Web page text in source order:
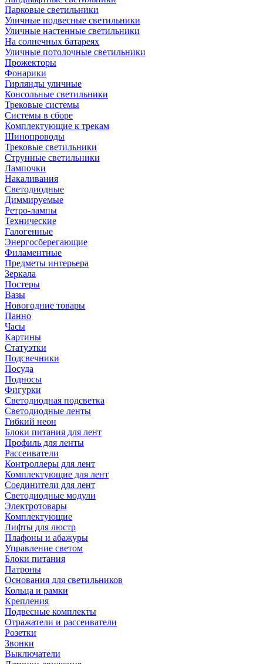
Парковые светильники
Уличные подвесные светильники
Уличные настенные светильники
На солнечных батареях
Уличные потолочные светильники
Прожекторы
Фонарики
Гирлянды уличные
Консольные светильники
Трековые системы
Системы в сборе
Комплектующие к трекам
Шинопроводы
Трековые светильники
Струнные светильники
Лампочки
Накаливания
Светодиодные
Диммируемые
Ретро-лампы
Технические
Галогенные
Энергосберегающие
Филаментные
Предметы интерьера
Зеркала
Постеры
Вазы
Новогодние товары
Панно
Часы
Картины
Статуэтки
Подсвечники
Посуда
Подносы
Фигурки
Светодиодная подсветка
Светодиодные ленты
Гибкий неон
Блоки питания для лент
Профиль для ленты
Рассеиватели
Контроллеры для лент
Комплектующие для лент
Соединители для лент
Светодиодные модули
Электротовары
Комплектующие
Лифты для люстр
Плафоны и абажуры
Управление светом
Блоки питания
Патроны
Основания для светильников
Кольца и рамки
Крепления
Подвесные комплекты
Отражатели и рассеиватели
Розетки
Звонки
Выключатели